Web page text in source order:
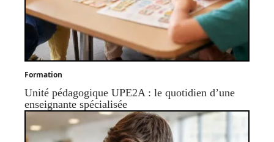
Formation
Unité pédagogique UPE2A : le quotidien d’une
enseignante spécialisée